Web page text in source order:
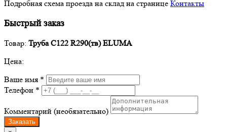
Подробная схема проезда на склад на странице Контакты
Быстрый заказ
Товар: Труба C122 R290(тв) ELUMA
Цена:
Ваше имя *
Телефон *
Комментарий (необязательно)
Заказать